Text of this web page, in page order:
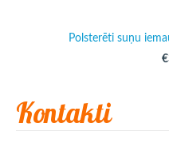
Kontakti
Polsterēti suņu